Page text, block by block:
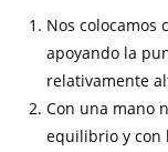
Nos colocamos
apoyando la
relativamente
Con una mano
equilibrio y con